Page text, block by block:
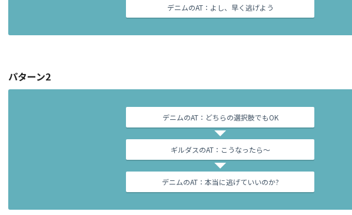
デニムのAT：よし、早く逃げよう
パターン2
デニムのAT：どちらの選択肢でもOK
ギルダスのAT：こうなったら～
デニムのAT：本当に逃げていいのか?